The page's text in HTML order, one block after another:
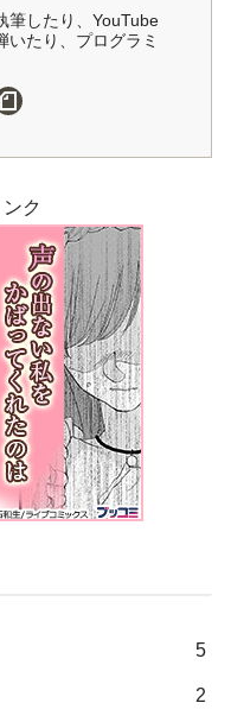
筆したり、YouTube
いたり、プログラミ
ク
5
2